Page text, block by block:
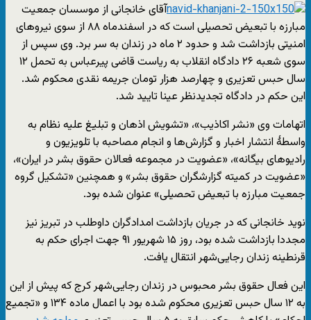
آقای خانجانی از موسسان جمعیت
مبارزه با تبعیض تحصیلی است که در اسفندماه ۸۸ از سوی نیروهای
امنیتی بازداشت شد و حدود ۲ ماه در زندان به سر برد. وی سپس از
سوی شعبه ۲۶ دادگاه انقلاب به ریاست قاضی پیرعباس به تحمل ۱۲
سال حبس تعزیری و چهارصد هزار تومان جریمه نقدی محکوم شد.
این حکم در دادگاه تجدیدنظر عینا تایید شد.
اتهامات وی «نشر اکاذیب»، «تشویش اذهان و تبلیغ علیه نظام به
واسطهٔ انتشار اخبار و گزارش‌ها و انجام مصاحبه با تلویزیون و
رادیوهای بیگانه»، «عضویت در مجموعه فعالان حقوق بشر در ایران»،
«عضویت در کمیته گزارشگران حقوق بشر» و همچنین «تشکیل گروه
جمعیت مبارزه با تبعیض تحصیلی» عنوان شده بود.
نوید خانجانی که در جریان بازداشت امدادگران داوطلب در تبریز نیز
مجددا بازداشت شده بود، روز ۱۵ شهریور ۹۱ جهت اجرای حکم به
قرنطینه زندان رجایی‌شهر انتقال یافت.
این فعال حقوق بشر محبوس در زندان رجایی‌شهر کرج که پیش از این
به ۱۲ سال حبس تعزیری محکوم شده بود با اعمال ماده ۱۳۴ و «تجمیع